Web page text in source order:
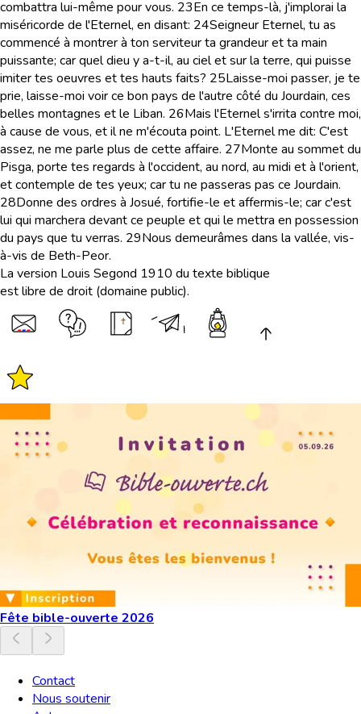
combattra lui-même pour vous. 23En ce temps-là, j'implorai la
miséricorde de l'Eternel, en disant: 24Seigneur Eternel, tu as
commencé à montrer à ton serviteur ta grandeur et ta main
puissante; car quel dieu y a-t-il, au ciel et sur la terre, qui puisse
imiter tes oeuvres et tes hauts faits? 25Laisse-moi passer, je te
prie, laisse-moi voir ce bon pays de l'autre côté du Jourdain, ces
belles montagnes et le Liban. 26Mais l'Eternel s'irrita contre moi,
à cause de vous, et il ne m'écouta point. L'Eternel me dit: C'est
assez, ne me parle plus de cette affaire. 27Monte au sommet du
Pisga, porte tes regards à l'occident, au nord, au midi et à l'orient,
et contemple de tes yeux; car tu ne passeras pas ce Jourdain.
28Donne des ordres à Josué, fortifie-le et affermis-le; car c'est
lui qui marchera devant ce peuple et qui le mettra en possession
du pays que tu verras. 29Nous demeurâmes dans la vallée, vis-
à-vis de Beth-Peor.
La version Louis Segond 1910 du texte biblique
est libre de droit (domaine public).
Fête bible-ouverte 2026
Contact
Nous soutenir